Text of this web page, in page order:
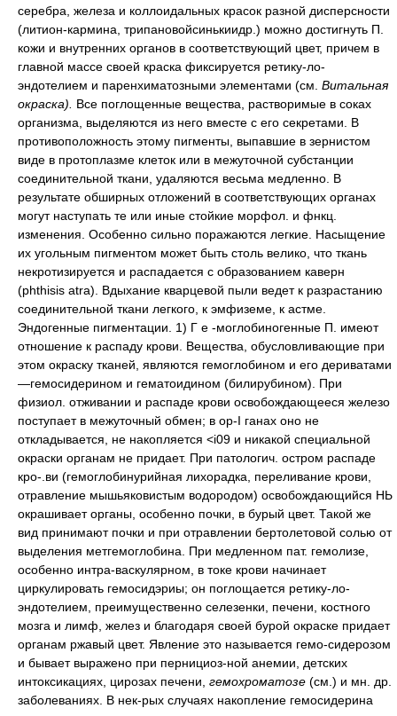
серебра, железа и коллоидальных красок разной дисперсности
(литион-кармина, трипановойсинькиидр.) можно достигнуть П.
кожи и внутренних органов в соответствующий цвет, причем в
главной массе своей краска фиксируется ретику-ло-
эндотелием и паренхиматозными элементами (см. Витальная
окраска). Все поглощенные вещества, растворимые в соках
организма, выделяются из него вместе с его секретами. В
противоположность этому пигменты, выпавшие в зернистом
виде в протоплазме клеток или в межуточной субстанции
соединительной ткани, удаляются весьма медленно. В
результате обширных отложений в соответствующих органах
могут наступать те или иные стойкие морфол. и фнкц.
изменения. Особенно сильно поражаются легкие. Насыщение
их угольным пигментом может быть столь велико, что ткань
некротизируется и распадается с образованием каверн
(phthisis atra). Вдыхание кварцевой пыли ведет к разрастанию
соединительной ткани легкого, к эмфиземе, к астме.
Эндогенные пигментации. 1) Г е -моглобиногенные П. имеют
отношение к распаду крови. Вещества, обусловливающие при
этом окраску тканей, являются гемоглобином и его дериватами
—гемосидерином и гематоидином (билирубином). При
физиол. отживании и распаде крови освобождающееся железо
поступает в межуточный обмен; в ор-I ганах оно не
откладывается, не накопляется <i09 и никакой специальной
окраски органам не придает. При патологич. остром распаде
кро-.ви (гемоглобинурийная лихорадка, переливание крови,
отравление мышьяковистым водородом) освобождающийся НЬ
окрашивает органы, особенно почки, в бурый цвет. Такой же
вид принимают почки и при отравлении бертолетовой солью от
выделения метгемоглобина. При медленном пат. гемолизе,
особенно интра-васкулярном, в токе крови начинает
циркулировать гемосидэриы; он поглощается ретику-ло-
эндотелием, преимущественно селезенки, печени, костного
мозга и лимф, желез и благодаря своей бурой окраске придает
органам ржавый цвет. Явление это называется гемо-сидерозом
и бывает выражено при пернициоз-ной анемии, детских
интоксикациях, цирозах печени, гемохроматозе (см.) и мн. др.
заболеваниях. В нек-рых случаях накопление гемосидерина